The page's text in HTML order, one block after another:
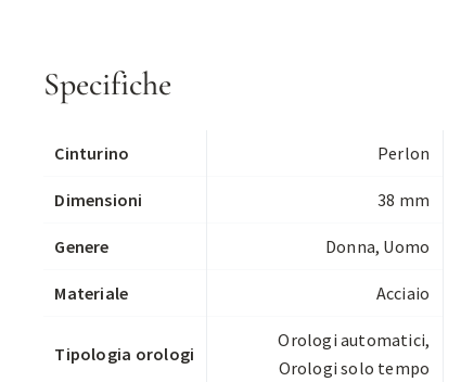
Specifiche
Cinturino Perlon
Dimensioni 38 mm
Genere Donna, Uomo
Materiale Acciaio
Tipologia orologi
Orologi automatici,
Orologi solo tempo